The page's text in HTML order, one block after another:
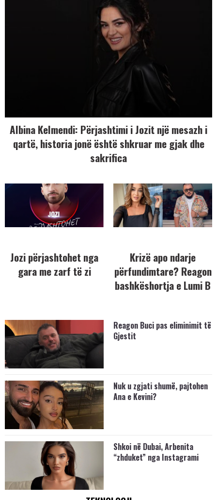
Albina Kelmendi: Përjashtimi i Jozit një mesazh i
qartë, historia jonë është shkruar me gjak dhe
sakrifica
Jozi përjashtohet nga
gara me zarf të zi
Krizë apo ndarje
përfundimtare? Reagon
bashkëshortja e Lumi B
Reagon Buci pas eliminimit të
Gjestit
Nuk u zgjati shumë, pajtohen
Ana e Kevini?
Shkoi në Dubai, Arbenita
“zhduket” nga Instagrami